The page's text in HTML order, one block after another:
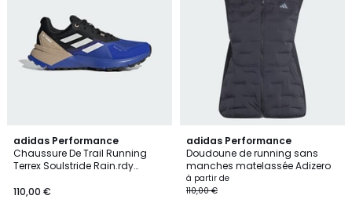
adidas Performance
Chaussure De Trail Running
Terrex Soulstride Rain.rdy
Terrex Soulstride Rain.rdy
110,00 €
4,7
/ 5
2
Couleurs
adidas Performance
Doudoune de running sans
manches matelassée Adizero
à partir de
110,00 €
4,7
/ 5